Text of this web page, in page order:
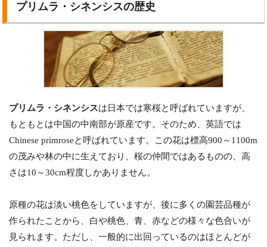
プリムラ・シネンシスの歴史
プリムラ・シネンシスは日本では寒桜と呼ばれていますが、
もともとは中国の中南部が原産です。そのため、英語では
Chinese primroseと呼ばれています。この花は標高900～1100m
の茂みや林の中に生えており、桜の仲間ではあるものの、高
さは10～30cm程度しかありません。
原種の花は淡い桃色をしていますが、後に多くの園芸品種が
作られたことから、白や桃色、青、赤などの様々な色合いが
見られます。ただし、一般的に出回っているのはほとんどが